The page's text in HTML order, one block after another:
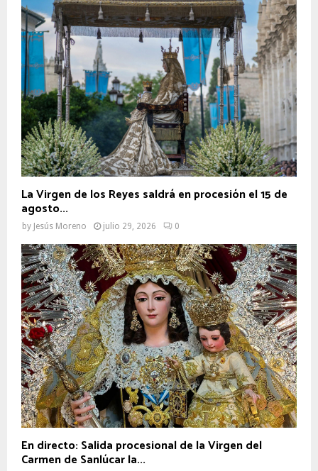
La Virgen de los Reyes saldrá en procesión el 15 de
agosto...
by Jesús Moreno julio 29, 2026 0
En directo: Salida procesional de la Virgen del
Carmen de Sanlúcar la...